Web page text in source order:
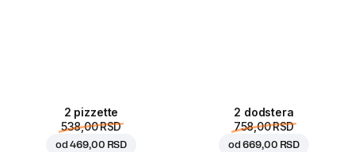
2 pizzette
538,00 RSD
od469,00 RSD
2 dodstera
758,00 RSD
od669,00 RSD